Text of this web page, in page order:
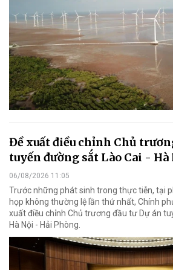
Đề xuất điều chỉnh Chủ
tuyến đường sắt Lào Cai -
06/08/2026 11:05
Trước những phát sinh trong thực tiễn, tại
họp không thường lệ lần thứ nhất, Chính
xuất điều chỉnh Chủ trương đầu tư Dự án
Hà Nội - Hải Phòng.